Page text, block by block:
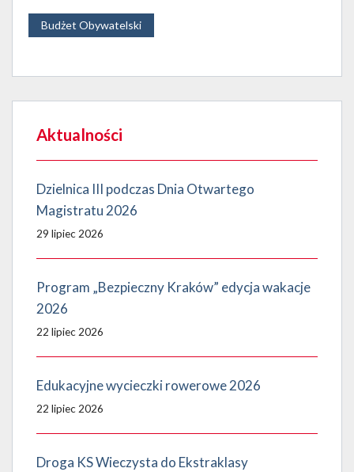
Budżet Obywatelski
Aktualności
Dzielnica III podczas Dnia Otwartego
Magistratu 2026
29 lipiec 2026
Program „Bezpieczny Kraków” edycja wakacje
2026
22 lipiec 2026
Edukacyjne wycieczki rowerowe 2026
22 lipiec 2026
Droga KS Wieczysta do Ekstraklasy